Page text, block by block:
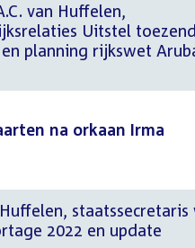
van Huffelen,
Uitstel
planning rijkswet
na orkaan Irma
staatssecretaris
2022 en update